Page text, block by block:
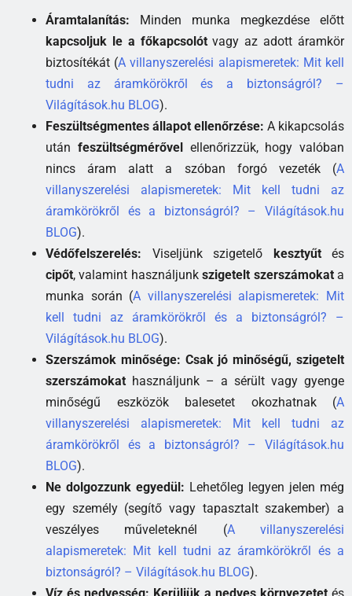
Áramtalanítás: Minden munka megkezdése előtt
kapcsoljuk le a főkapcsolótvagy az adott áramkör
biztosítékát (A villanyszerelési alapismeretek: Mit kell
tudni az áramkörökről és a biztonságról? –
Világítások.hu BLOG).
Feszültségmentes állapot ellenőrzése: A kikapcsolás
után feszültségmérővelellenőrizzük, hogy valóban
nincs áram alatt a szóban forgó vezeték (A
villanyszerelési alapismeretek: Mit kell tudni az
áramkörökről és a biztonságról? – Világítások.hu
BLOG).
Védőfelszerelés: Viseljünk szigetelő kesztyűtés
cipőt, valamint használjunkszigetelt szerszámokata
munka során (A villanyszerelési alapismeretek: Mit
kell tudni az áramkörökről és a biztonságról? –
Világítások.hu BLOG).
Szerszámok minősége: Csak jó minőségű, szigetelt
szerszámokat használjunk – a sérült vagy gyenge
minőségű eszközök balesetet okozhatnak (A
villanyszerelési alapismeretek: Mit kell tudni az
áramkörökről és a biztonságról? – Világítások.hu
BLOG).
Ne dolgozzunk egyedül: Lehetőleg legyen jelen még
egy személy (segítő vagy tapasztalt szakember) a
veszélyes műveleteknél (A villanyszerelési
alapismeretek: Mit kell tudni az áramkörökről és a
biztonságról? – Világítások.hu BLOG).